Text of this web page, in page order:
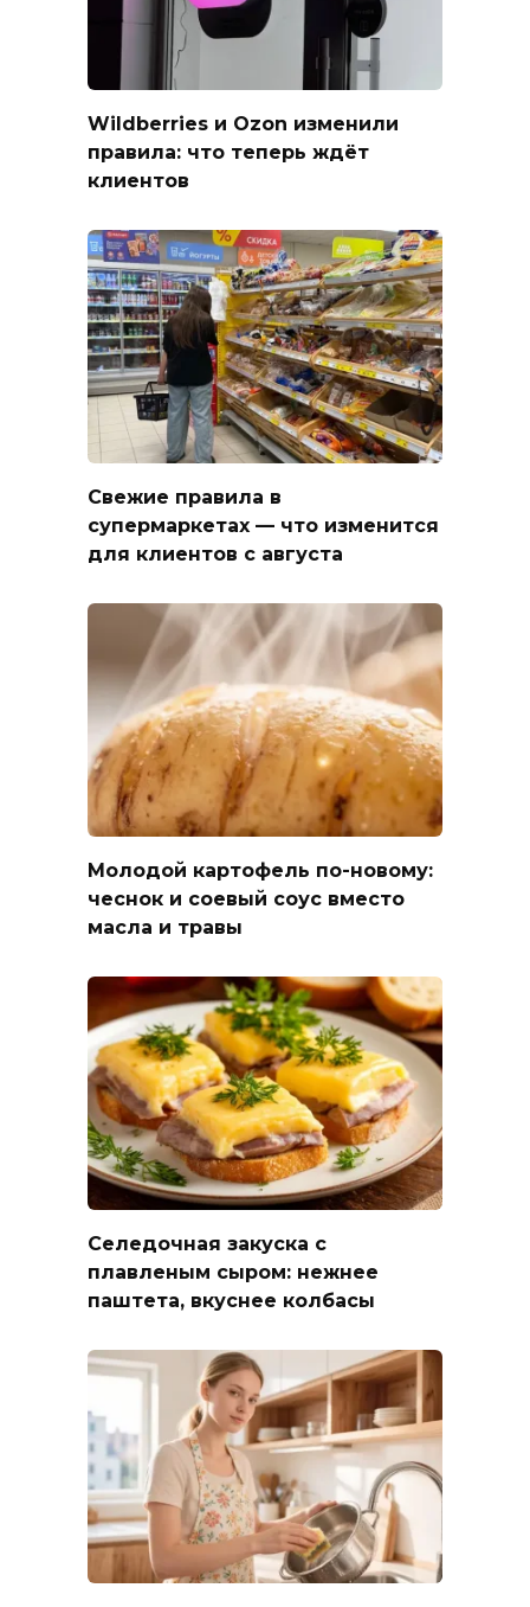
Wildberries и Ozon изменили
правила: что теперь ждёт
клиентов
Свежие правила в
супермаркетах — что изменится
для клиентов с августа
Молодой картофель по-новому:
чеснок и соевый соус вместо
масла и травы
Селедочная закуска с
плавленым сыром: нежнее
паштета, вкуснее колбасы